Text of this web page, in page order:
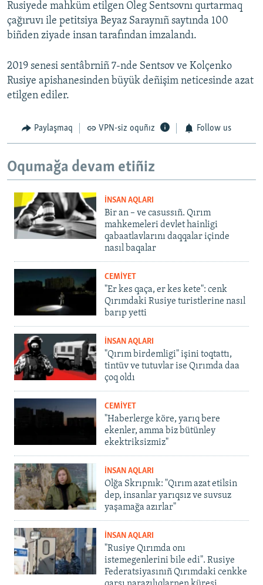
Rusiyede mahküm etilgen Oleg Sentsovnı qurtarmaq
çağıruvı ile petitsiya Beyaz Saraynıñ saytında 100
biñden ziyade insan tarafından imzalandı.
2019 senesi sentâbrniñ 7-nde Sentsov ve Kolçenko
Rusiye apishanesinden büyük deñişim neticesinde azat
etilgen ediler.
Paylaşmaq VPN-siz oquñız Follow us
Oqumağa devam etiñiz
İNSAN AQLARI
Bir an – ve casussıñ. Qırım
mahkemeleri devlet hainligi
qabaatlavlarını daqqalar içinde
nasıl baqalar
CEMİYET
"Er kes qaça, er kes kete": cenk
Qırımdaki Rusiye turistlerine nasıl
barıp yetti
İNSAN AQLARI
"Qırım birdemligi" işini toqtattı,
tintüv ve tutuvlar ise Qırımda daa
çoq oldı
CEMİYET
"Haberlerge köre, yarıq bere
ekenler, amma biz bütünley
ekektriksizmiz"
İNSAN AQLARI
Olğa Skrıpnık: "Qırım azat etilsin
dep, insanlar yarıqsız ve suvsuz
yaşamağa azırlar"
İNSAN AQLARI
"Rusiye Qırımda onı
istemegenlerini bile edi". Rusiye
Federatsiyasınıñ Qırımdaki cenkke